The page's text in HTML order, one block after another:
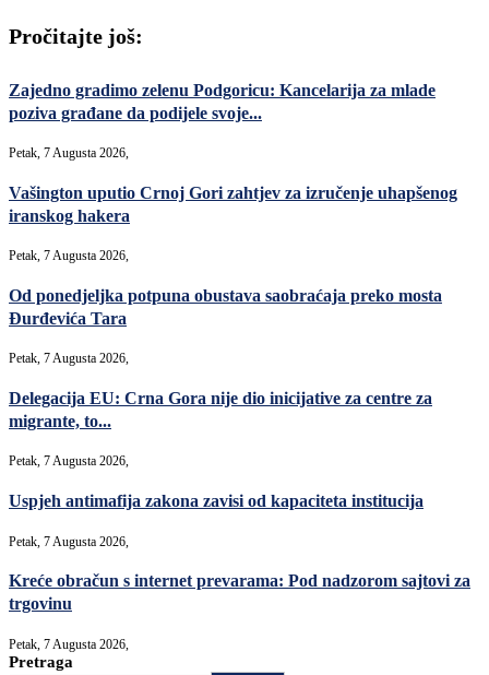
Pročitajte još:
Zajedno gradimo zelenu Podgoricu: Kancelarija za mlade
poziva građane da podijele svoje...
Petak, 7 Augusta 2026,
Vašington uputio Crnoj Gori zahtjev za izručenje uhapšenog
iranskog hakera
Petak, 7 Augusta 2026,
Od ponedjeljka potpuna obustava saobraćaja preko mosta
Đurđevića Tara
Petak, 7 Augusta 2026,
Delegacija EU: Crna Gora nije dio inicijative za centre za
migrante, to...
Petak, 7 Augusta 2026,
Uspjeh antimafija zakona zavisi od kapaciteta institucija
Petak, 7 Augusta 2026,
Kreće obračun s internet prevarama: Pod nadzorom sajtovi za
trgovinu
Petak, 7 Augusta 2026,
Pretraga